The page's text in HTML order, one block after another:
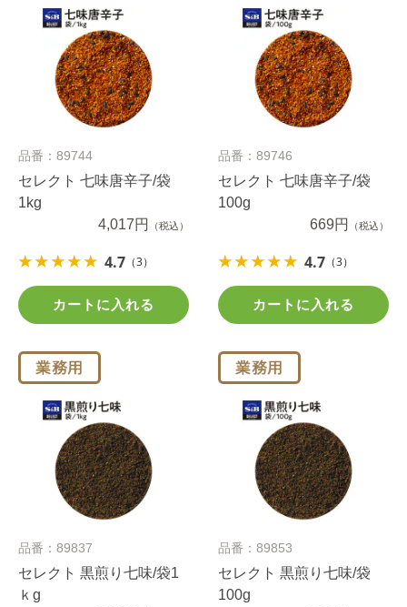
品番：89744
セレクト 七味唐辛子/袋
1kg
4,017円
（税込）
4.7 （3）
カートに入れる
品番：89746
セレクト 七味唐辛子/袋
100g
669円
（税込）
4.7 （3）
カートに入れる
品番：89837
セレクト 黒煎り七味/袋1
ｋg
品番：89853
セレクト 黒煎り七味/袋
100g